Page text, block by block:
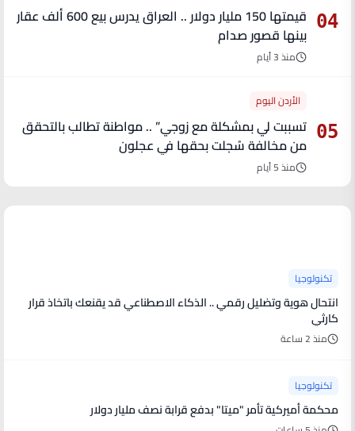
04
قيمتها 150 مليار دولار .. العراق يدرس بيع 600 ألف عقار
بينها قصور صدام
منذ 3 أيام
05
الأردن اليوم
تسببت لي بمشكلة مع زوجي” .. مواطنة تطالب بالتحقق
من مخالفة سُجلت بحقها في عجلون
منذ 5 أيام
تكنولوجيا
انتحال هوية وتضليل رقمي .. الذكاء الاصطناعي قد يقنعك باتخاذ قرار
كارثي
منذ 2 ساعة
تكنولوجيا
محكمة أميركية تأمر "ميتا" بدفع قرابة نصف مليار دولار